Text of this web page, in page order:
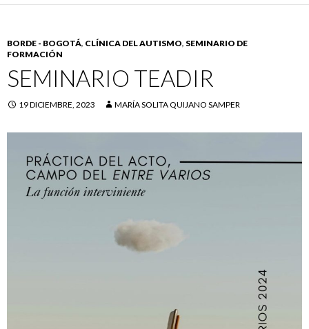
BORDE - BOGOTÁ, CLÍNICA DEL AUTISMO, SEMINARIO DE
FORMACIÓN
SEMINARIO TEADIR
19 DICIEMBRE, 2023 MARÍA SOLITA QUIJANO SAMPER